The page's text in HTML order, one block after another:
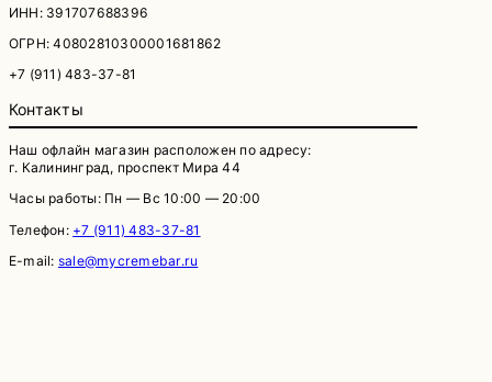
ИНН: 391707688396
ОГРН: 40802810300001681862
+7 (911) 483-37-81
Контакты
Наш офлайн магазин расположен по адресу:
г. Калининград, проспект Мира 44
Часы работы: Пн — Вс 10:00 — 20:00
Телефон: +7 (911) 483-37-81
E-mail: sale@mycremebar.ru